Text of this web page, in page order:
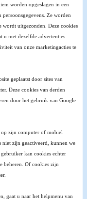
worden opgeslagen in een
Ze worden
wordt uitgezonden. Deze cookies
u met dezelfde advertenties
van onze marketingacties te
geplaatst door sites van
Deze cookies van derden
door het gebruik van Google
op zijn computer of mobiel
niet zijn geactiveerd, kunnen we
kan cookies echter
beheren. Of cookies zijn
gaat u naar het helpmenu van